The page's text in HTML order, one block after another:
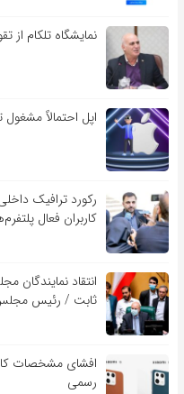
نمایشگاه تلکام
اپل احتمالاً
رکورد ترافیک
کاربران فعال
انتقاد نمایندگان
ثابت / رئیس
رسمی